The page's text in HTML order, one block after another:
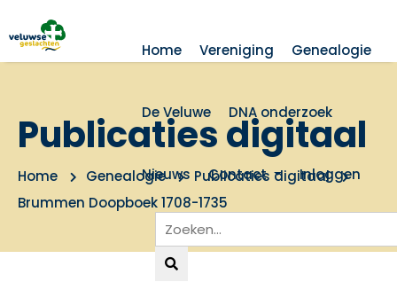
Home Vereniging Genealogie
De Veluwe DNA onderzoek
Nieuws Contact Inloggen
Publicaties digitaal
Home Genealogie
Publicaties digitaal
Brummen Doopboek 1708-1735